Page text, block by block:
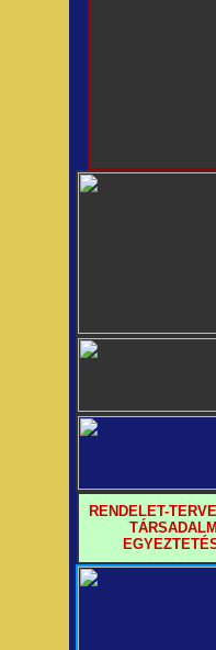
RENDELET-
TÁRSADALMI